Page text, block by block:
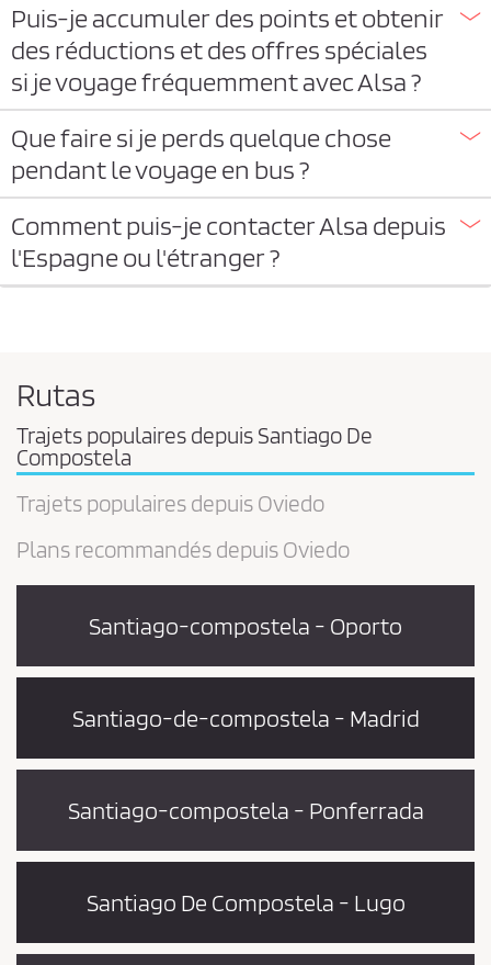
Puis-je accumuler des points et obtenir
des réductions et des offres spéciales
si je voyage fréquemment avec Alsa ?
Que faire si je perds quelque chose
pendant le voyage en bus ?
Comment puis-je contacter Alsa depuis
l'Espagne ou l'étranger ?
Rutas
Trajets populaires depuis Santiago De
Compostela
Trajets populaires depuis Oviedo
Plans recommandés depuis Oviedo
Santiago-compostela - Oporto
Santiago-de-compostela - Madrid
Santiago-compostela - Ponferrada
Santiago De Compostela - Lugo